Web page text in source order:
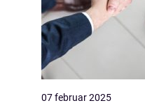
07 februar 2025